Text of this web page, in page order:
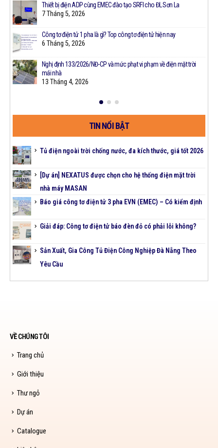
Thiết bị điện ADP cùng EMEC đào tạo SRFI cho ĐL Sơn La
7 Tháng 5, 2026
Công tơ điện tử 1 pha là gì? Top công tơ điện tử hiện nay
6 Tháng 5, 2026
Nghị định 133/2026/NĐ-CP và mức phạt vi phạm về điện mặt trời
mái nhà
13 Tháng 4, 2026
TIN NỔI BẬT
Tủ điện ngoài trời chống nước, đa kích thước, giá tốt 2026
[Dự án] NEXATUS được chọn cho hệ thống điện mặt trời
nhà máy MASAN
Báo giá công tơ điện tử 3 pha EVN (EMEC) – Có kiểm định
Giải đáp: Công tơ điện tử báo đèn đỏ có phải lỗi không?
Sản Xuất, Gia Công Tủ Điện Công Nghiệp Đà Nẵng Theo
Yêu Cầu
VỀ CHÚNG TÔI
Trang chủ
Giới thiệu
Thư ngỏ
Dự án
Catalogue